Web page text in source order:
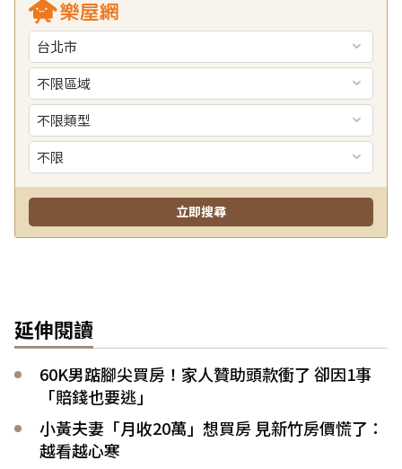
延伸閱讀
60K男踮腳尖買房！家人贊助頭款衝了 卻因1事
「賠錢也要逃」
小黃夫妻「月收20萬」想買房 見新竹房價慌了：
越看越心寒